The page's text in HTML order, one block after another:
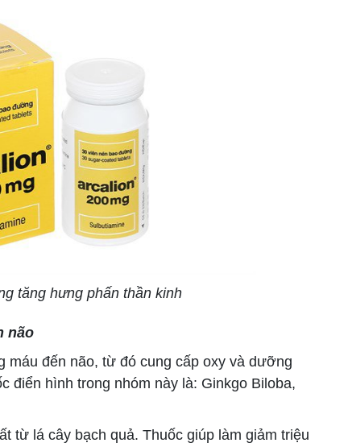
tăng hưng phấn thần kinh
não
đến não, từ đó cung cấp oxy và dưỡng
điển hình trong nhóm này là: Ginkgo Biloba,
từ lá cây bạch quả. Thuốc giúp làm giảm triệu